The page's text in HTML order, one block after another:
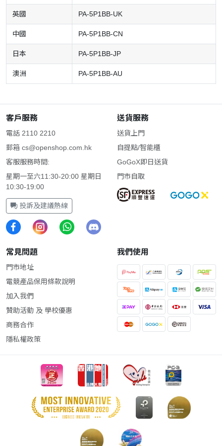
英國 PA-5P1BB-UK
中國 PA-5P1BB-CN
日本 PA-5P1BB-JP
澳洲 PA-5P1BB-AU
客戶服務
電話 2110 2210
郵箱 cs@openshop.com.hk
客服服務時間:
星期一至六11:30-20:00 星期日
10:30-19:00
投訴及建議熱線
送貨服務
送貨上門
自提點/智能櫃
GoGoX即日送貨
門市自取
常見問題
門市地址
電競產品保用條款說明
加入我們
贊助活動 及 學校優惠
商務合作
隱私權政策
我們使用